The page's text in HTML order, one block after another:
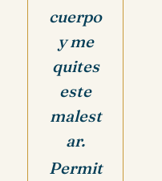
cuerpo
y me
quites
este
malest
ar.
Permit